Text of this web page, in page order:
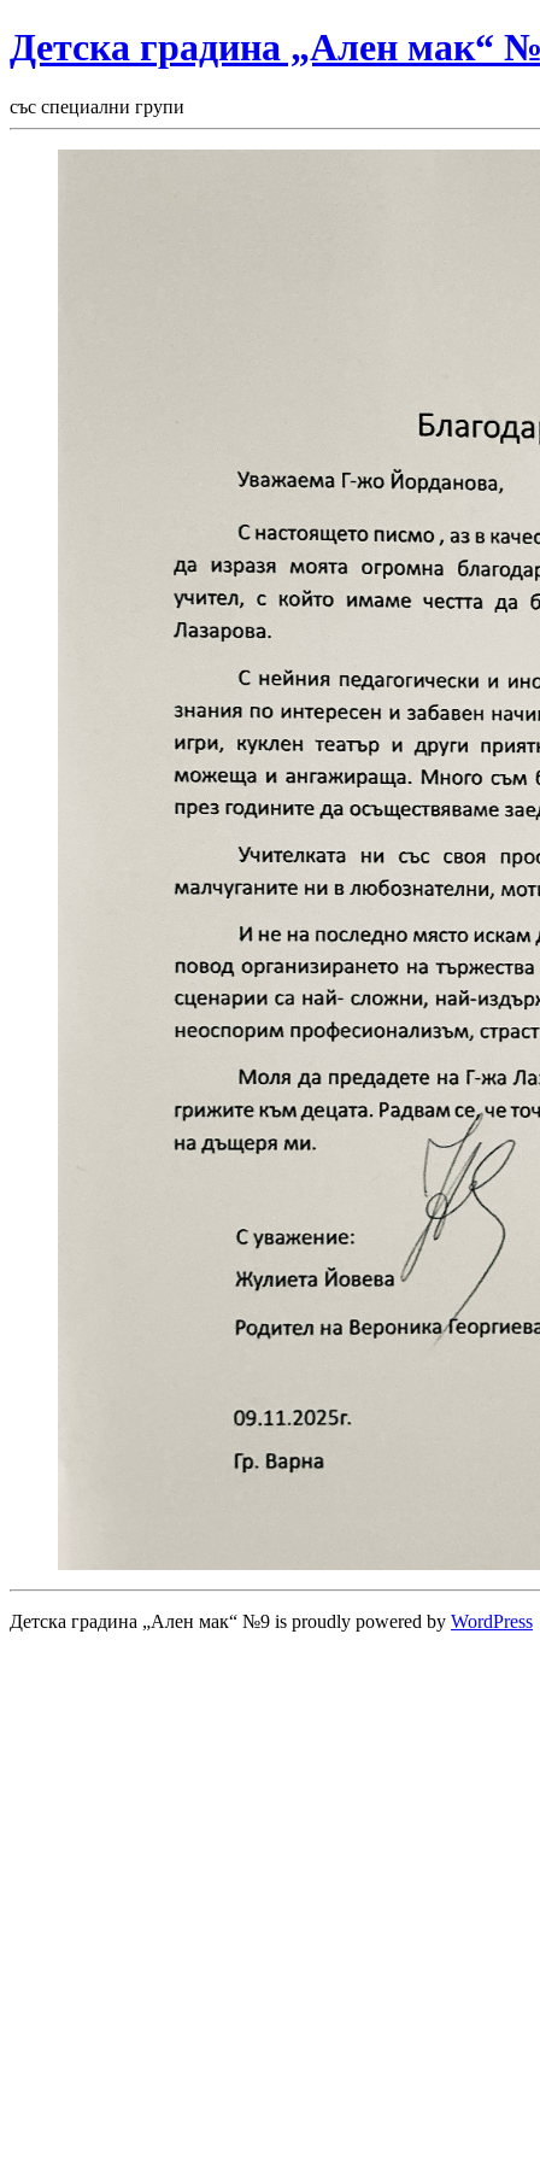
Детска градина „Ален мак“
със специални групи
Детска градина „Ален мак“ №9 is proudly powered by WordPress